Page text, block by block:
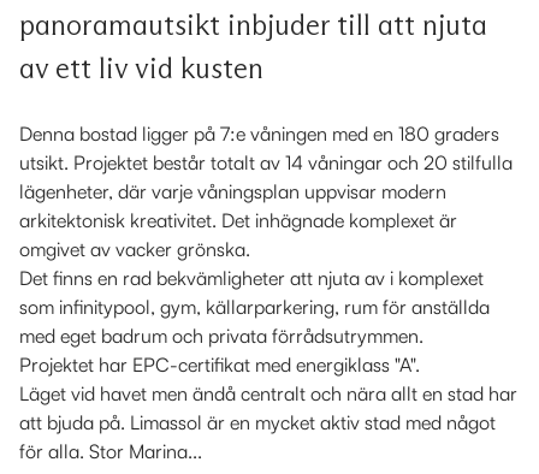
panoramautsikt inbjuder till att njuta
av ett liv vid kusten
Denna bostad ligger på 7:e våningen med en 180 graders
utsikt. Projektet består totalt av 14 våningar och 20 stilfulla
lägenheter, där varje våningsplan uppvisar modern
arkitektonisk kreativitet. Det inhägnade komplexet är
omgivet av vacker grönska.
Det finns en rad bekvämligheter att njuta av i komplexet
som infinitypool, gym, källarparkering, rum för anställda
med eget badrum och privata förrådsutrymmen.
Projektet har EPC-certifikat med energiklass "A".
Läget vid havet men ändå centralt och nära allt en stad har
att bjuda på. Limassol är en mycket aktiv stad med något
för alla. Stor Marina...